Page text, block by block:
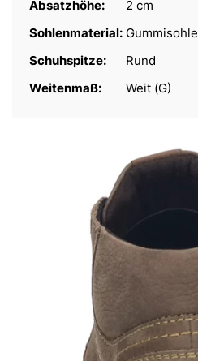
Absatzhöhe:
2 cm
Sohlenmaterial: Gummisohle
Schuhspitze:
Rund
Weitenmaß:
Weit (G)